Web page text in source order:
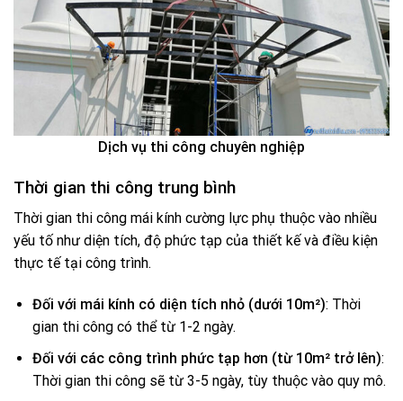
Dịch vụ thi công chuyên nghiệp
Thời gian thi công trung bình
Thời gian thi công mái kính cường lực phụ thuộc vào nhiều
yếu tố như diện tích, độ phức tạp của thiết kế và điều kiện
thực tế tại công trình.
Đối với mái kính có diện tích nhỏ (dưới 10m²): Thời
gian thi công có thể từ 1-2 ngày.
Đối với các công trình phức tạp hơn (từ 10m² trở lên):
Thời gian thi công sẽ từ 3-5 ngày, tùy thuộc vào quy mô.